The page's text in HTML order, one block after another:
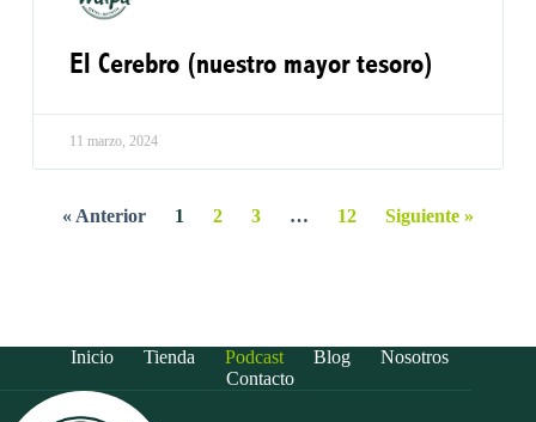
El Cerebro (nuestro mayor tesoro)
11 marzo, 2024
« Anterior 1 2 3 … 12 Siguiente »
Inicio Tienda Podcast Blog
Nosotros
Contacto